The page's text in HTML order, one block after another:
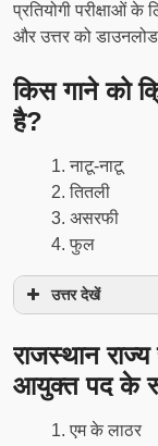
प्रतियोगी परीक्षाओं के
और उत्तर को
किस गाने को
है?
नाटू-नाटू
तितली
असरफी
फुल
उत्तर देखें
राजस्थान
आयुक्त पद के
एम के लाठर